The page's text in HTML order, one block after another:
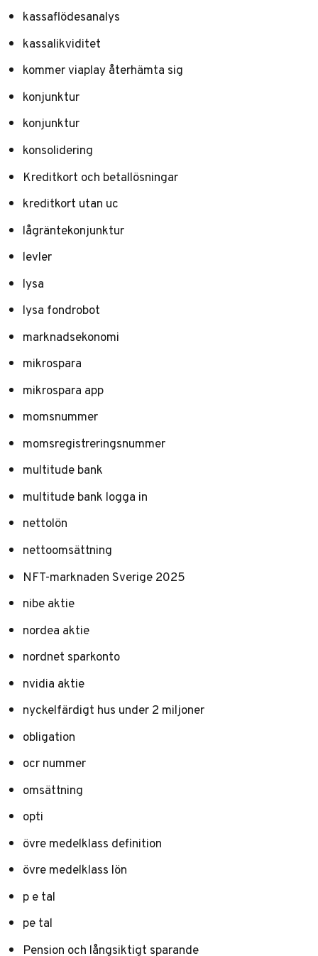
kassaflödesanalys
kassalikviditet
kommer viaplay återhämta sig
konjunktur
konjunktur
konsolidering
Kreditkort och betallösningar
kreditkort utan uc
lågräntekonjunktur
levler
lysa
lysa fondrobot
marknadsekonomi
mikrospara
mikrospara app
momsnummer
momsregistreringsnummer
multitude bank
multitude bank logga in
nettolön
nettoomsättning
NFT-marknaden Sverige 2025
nibe aktie
nordea aktie
nordnet sparkonto
nvidia aktie
nyckelfärdigt hus under 2 miljoner
obligation
ocr nummer
omsättning
opti
övre medelklass definition
övre medelklass lön
p e tal
pe tal
Pension och långsiktigt sparande